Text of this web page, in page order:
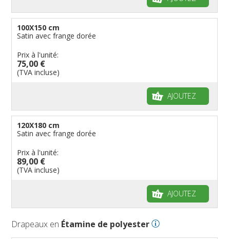
100X150 cm
Satin avec frange dorée
Prix à l'unité:
75,00 €
(TVA incluse)
AJOUTEZ
120X180 cm
Satin avec frange dorée
Prix à l'unité:
89,00 €
(TVA incluse)
AJOUTEZ
Drapeaux en Étamine de polyester